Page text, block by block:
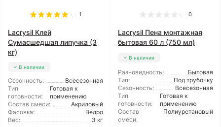
1
Lacrysil Клей
Сумасшедшая липучка (3
кг)
В наличии
Сезонность:
Всесезонная
Тип
готовности:
Готовая к
применению
Состав смеси:
Акриловый
Фасовка:
Ведро
Вес:
3 кг
0
Lacrysil Пена монтажная
бытовая 60 л (750 мл)
В наличии
Разновидность:
Бытовая
Тип:
Под трубочку
Сезонность:
Всесезонная
Тип
готовности:
Готовая к
применению
Состав
смеси:
Полиуретановый